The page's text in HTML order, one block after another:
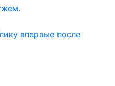
.
впервые после